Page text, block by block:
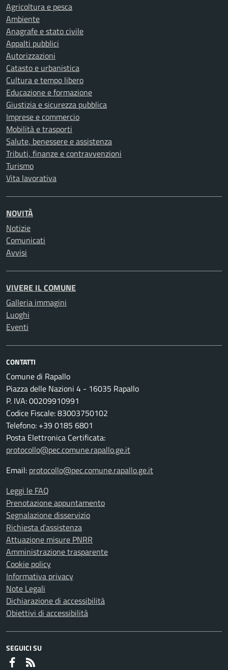
Agricoltura e pesca
Ambiente
Anagrafe e stato civile
Appalti pubblici
Autorizzazioni
Catasto e urbanistica
Cultura e tempo libero
Educazione e formazione
Giustizia e sicurezza pubblica
Imprese e commercio
Mobilità e trasporti
Salute, benessere e assistenza
Tributi, finanze e contravvenzioni
Turismo
Vita lavorativa
NOVITÀ
Notizie
Comunicati
Avvisi
VIVERE IL COMUNE
Galleria immagini
Luoghi
Eventi
CONTATTI
Comune di Rapallo
Piazza delle Nazioni 4 - 16035 Rapallo
P. IVA: 00209910991
Codice Fiscale: 83003750102
Telefono: +39 0185 6801
Posta Elettronica Certificata:
protocollo@pec.comune.rapallo.ge.it
Email: protocollo@pec.comune.rapallo.ge.it
Leggi le FAQ
Prenotazione appuntamento
Segnalazione disservizio
Richiesta d'assistenza
Attuazione misure PNRR
Amministrazione trasparente
Cookie policy
Informativa privacy
Note Legali
Dichiarazione di accessibilità
Obiettivi di accessibilità
SEGUICI SU
Faceboook